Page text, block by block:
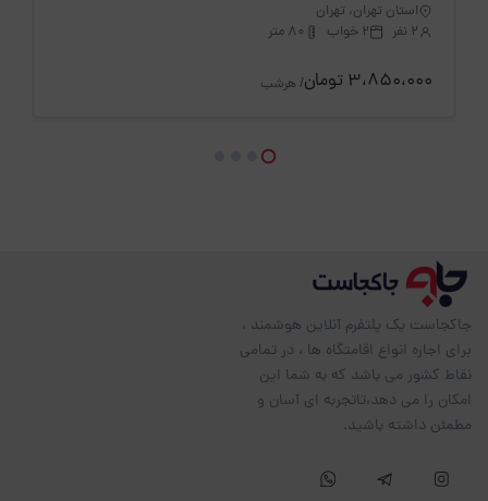
استان تهران، تهران
2 نفر
2 خواب 80 متر
3،850،000 تومان / هرشب
جاکجاست یک پلتفرم آنلاین هوشمند ،
برای اجاره انواع اقامتگاه ها ، در تمامی
نقاط کشور می باشد که به شما این
امکان را می دهد،تاتجربه ای آسان و
مطمئن داشته باشید.